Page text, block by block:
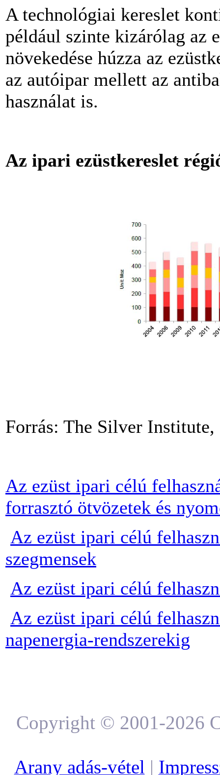
A technológiai kereslet
például szinte kizárólag az
növekedése húzza az
az autóipar mellett az
használat is.
Az ipari ezüstkereslet
Forrás: The Silver
Az ezüst ipari célú
forrasztó ötvözetek és
Az ezüst ipari célú
szegmensek
Az ezüst ipari célú
Az ezüst ipari célú
napenergia-rendszerekig
Copyright © 2001-2026
Arany adás-vétel |